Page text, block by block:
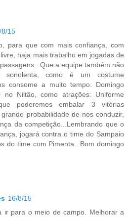
8/15
para que com mais confiança, com
haja mais trabalho em jogadas de
a equipe também não
sonolenta, como é um costume
consome a muito tempo. Domingo
Niltão, como atrações: Uniforme
poderemos embalar 3 vitórias
probabilidade de nos conduzir,
da competição...Lembrando que o
jogará contra o time do Sampaio
do time com Pimenta...Bom domingo
16/8/15
ir para o meio de campo. Melhorar a